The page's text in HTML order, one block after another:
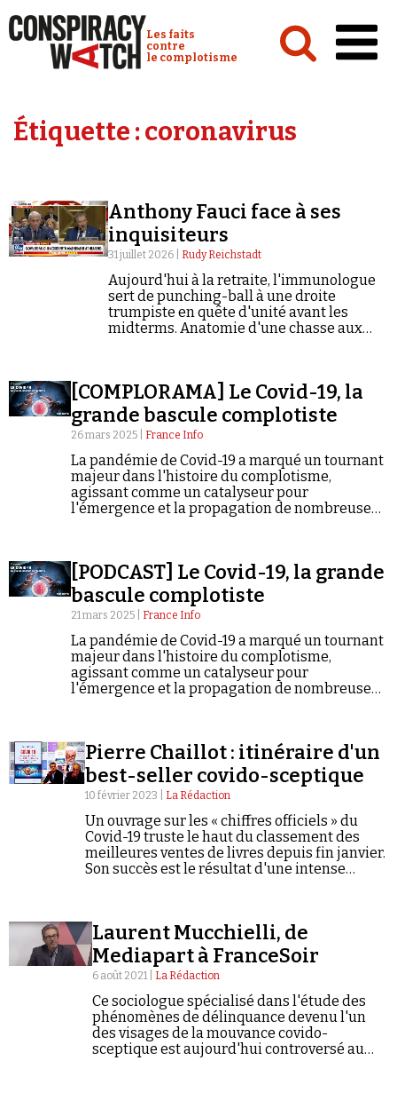
Conspiracy Watch :
Les faits
contre
le complotisme
Analyses
Vidéos
Émissions
Revues de presse
Newsletter
Demander à Vera
Se connecter
Étiquette :coronavirus
Anthony Fauci face à ses
inquisiteurs
31 juillet 2026 | Rudy Reichstadt
Aujourd'hui à la retraite, l'immunologue
sert de punching-ball à une droite
trumpiste en quête d'unité avant les
midterms. Anatomie d'une chasse aux
[COMPLORAMA] Le Covid-19, la
grande bascule complotiste
26 mars 2025 | France Info
La pandémie de Covid-19 a marqué un tournant
majeur dans l'histoire du complotisme,
agissant comme un catalyseur pour
l'émergence et la propagation de nombreuses
[PODCAST] Le Covid-19, la grande
bascule complotiste
21 mars 2025 | France Info
La pandémie de Covid-19 a marqué un tournant
majeur dans l'histoire du complotisme,
agissant comme un catalyseur pour
l'émergence et la propagation de nombreuses
Pierre Chaillot : itinéraire d'un
best-seller covido-sceptique
10 février 2023 | La Rédaction
Un ouvrage sur les « chiffres officiels » du
Covid-19 truste le haut du classement des
meilleures ventes de livres depuis fin janvier.
Son succès est le résultat d'une intense
Laurent Mucchielli, de
Mediapart à FranceSoir
6 août 2021 | La Rédaction
Ce sociologue spécialisé dans l'étude des
phénomènes de délinquance devenu l'un
des visages de la mouvance covido-
sceptique est aujourd'hui controversé au